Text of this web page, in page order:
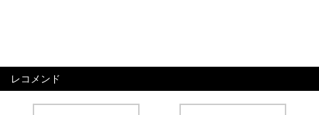
レコメンド